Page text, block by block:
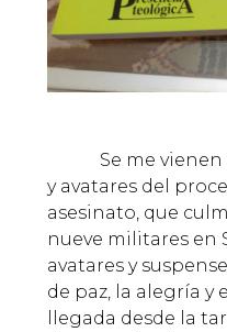
Se me vienen
y avatares del
asesinato, que
nueve militares en
avatares y
de paz, la alegría y
llegada desde la